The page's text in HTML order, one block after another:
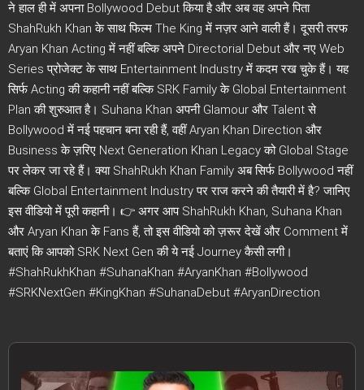
ने हाल ही में अपना Bollywood Debut किया है और अब वह अपने पिता
ShahRukh Khan के साथ फिल्म The King में नज़र आने वाली हैं। दूसरी तरफ
Aryan Khan Acting में नहीं बल्कि अपने Directorial Debut और नए Web
Series प्रोजेक्ट के साथ Entertainment Industry में कदम रख चुके हैं। यह
सिर्फ Acting की कहानी नहीं बल्कि SRK Family के Global Entertainment
Plan की शुरुआत है। Suhana Khan अपनी Glamour और Talent से
Bollywood में नई पहचान बना रही हैं, वहीं Aryan Khan Direction और
Business के ज़रिए Next Generation Khan Legacy को Global Stage
पर लेकर जा रहे हैं। क्या ShahRukh Khan Family अब सिर्फ Bollywood नहीं
बल्कि Global Entertainment Industry पर राज करने की तैयारी में है? जानिए
इस वीडियो में पूरी कहानी। 👉 अगर आप ShahRukh Khan, Suhana Khan
और Aryan Khan के Fans हैं, तो इस वीडियो को ज़रूर देखें और Comment में
बताएं कि आपको SRK Next Gen की ये नई Journey कैसी लगी।
#ShahRukhKhan #SuhanaKhan #AryanKhan #Bollywood
#SRKNextGen #KingKhan #SuhanaDebut #AryanDirection